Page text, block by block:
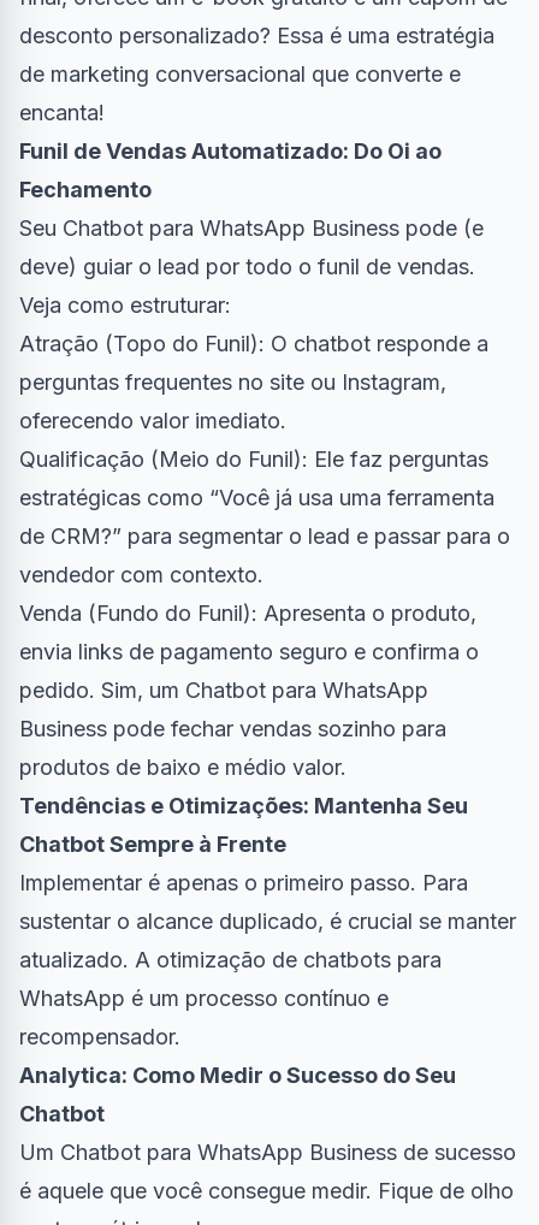
desconto personalizado? Essa é uma estratégia
de marketing conversacional que converte e
encanta!
Funil de Vendas Automatizado: Do Oi ao
Fechamento
Seu Chatbot para WhatsApp Business pode (e
deve) guiar o lead por todo o funil de vendas.
Veja como estruturar:
Atração (Topo do Funil): O chatbot responde a
perguntas frequentes no site ou Instagram,
oferecendo valor imediato.
Qualificação (Meio do Funil): Ele faz perguntas
estratégicas como “Você já usa uma ferramenta
de CRM?” para segmentar o lead e passar para o
vendedor com contexto.
Venda (Fundo do Funil): Apresenta o produto,
envia links de pagamento seguro e confirma o
pedido. Sim, um Chatbot para WhatsApp
Business pode fechar vendas sozinho para
produtos de baixo e médio valor.
Tendências e Otimizações: Mantenha Seu
Chatbot Sempre à Frente
Implementar é apenas o primeiro passo. Para
sustentar o alcance duplicado, é crucial se manter
atualizado. A otimização de chatbots para
WhatsApp é um processo contínuo e
recompensador.
Analytica: Como Medir o Sucesso do Seu
Chatbot
Um Chatbot para WhatsApp Business de sucesso
é aquele que você consegue medir. Fique de olho